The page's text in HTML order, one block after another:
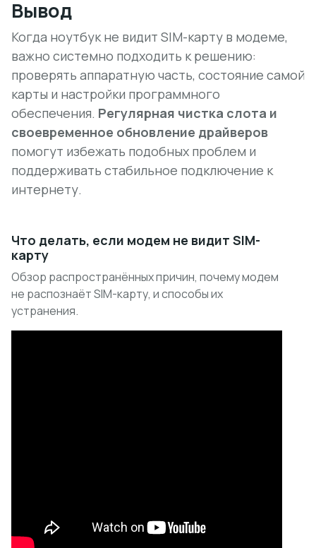
Вывод
Когда ноутбук не видит SIM-карту в модеме,
важно системно подходить к решению:
проверять аппаратную часть, состояние самой
карты и настройки программного
обеспечения. Регулярная чистка слота и
своевременное обновление драйверов
помогут избежать подобных проблем и
поддерживать стабильное подключение к
интернету.
Что делать, если модем не видит SIM-
карту
Обзор распространённых причин, почему модем
не распознаёт SIM-карту, и способы их
устранения.